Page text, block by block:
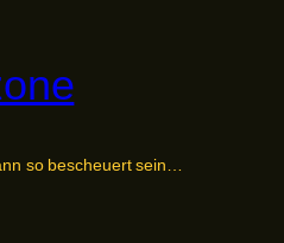
so bescheuert sein…